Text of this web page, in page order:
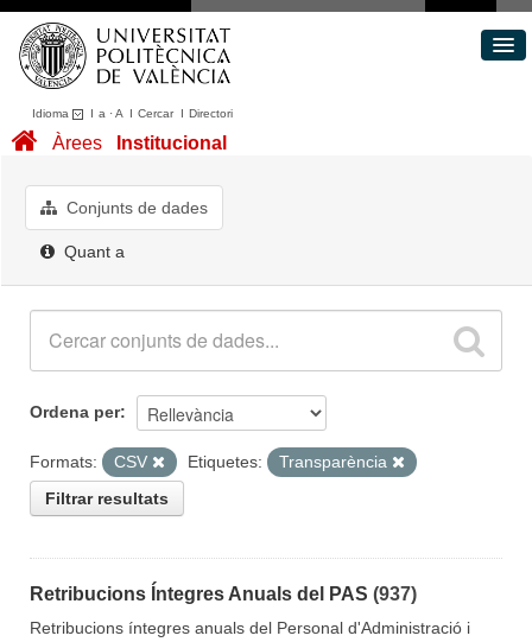
Idioma I a ·A I CercarI Directori
Conjunts de dades
Quant a
Àrees Institucional
Conjunts de dades
Quant a
Ordena per
Formats: CSV Etiquetes:
Transparència
Filtrar resultats
Retribucions Íntegres Anuals del PAS (937)
Retribucions íntegres anuals del Personal d'Administració i